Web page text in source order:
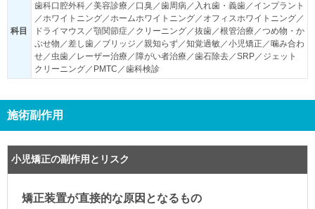
科目
歯科口腔外科／美容診療／口臭／歯周病／入れ歯・義歯／インプラント
／ホワイトニング／ホームホワイトニング／オフィスホワイトニング／
ドライマウス／顎関節症／クリーニング／抜歯／根管治療／つめ物・か
ぶせ物／差し歯／ブリッジ／親知らず／知覚過敏／小児矯正／噛み合わ
せ／虫歯／レーザー治療／障がい者治療／歯石除去／SRP／ジェット
クリーニング／PMTC／歯科検診
施術副作用